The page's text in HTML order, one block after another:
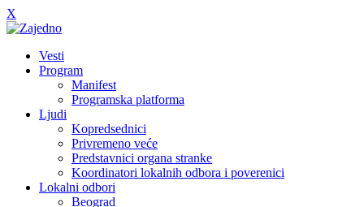
X
Vesti
Program
Manifest
Programska platforma
Ljudi
Kopredsednici
Privremeno veće
Predstavnici organa stranke
Koordinatori lokalnih odbora i poverenici
Lokalni odbori
Beograd